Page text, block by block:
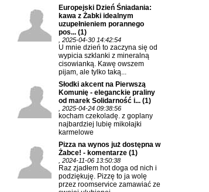
Europejski Dzień Śniadania:
kawa z Żabki idealnym
uzupełnieniem porannego
pos... (1)
, 2025-04-30 14:42:54
U mnie dzień to zaczyna się od
wypicia szklanki z mineralną
cisowianką. Kawę owszem
pijam, ale tylko taką...
Słodki akcent na Pierwszą
Komunię - eleganckie praliny
od marek Solidarność i... (1)
, 2025-04-24 09:38:56
kocham czekoladę. z goplany
najbardziej lubię mikołajki
karmelowe
Pizza na wynos już dostępna w
Żabce! - komentarze (1)
, 2024-11-06 13:50:38
Raz zjadłem hot doga od nich i
podziękuję. Pizzę to ja wolę
przez roomservice zamawiać ze